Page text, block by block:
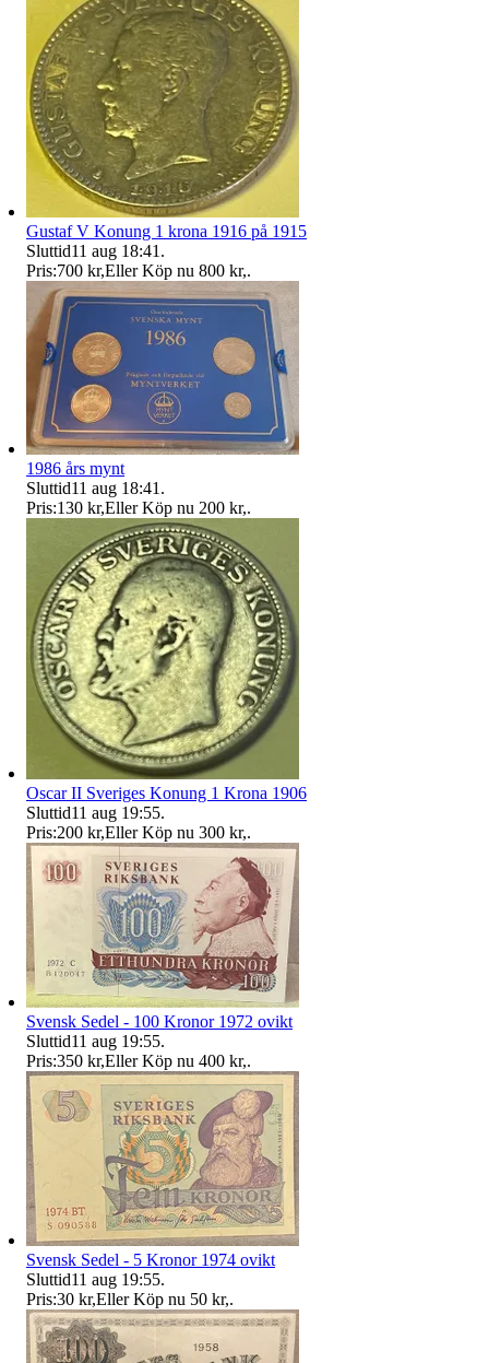
Gustaf V Konung 1 krona 1916 på 1915
Sluttid11 aug 18:41 .
Pris:700 kr,Eller Köp nu 800 kr,.
1986 års mynt
Sluttid11 aug 18:41 .
Pris:130 kr,Eller Köp nu 200 kr,.
Oscar II Sveriges Konung 1 Krona 1906
Sluttid11 aug 19:55.
Pris:200 kr,Eller Köp nu 300 kr,.
Svensk Sedel - 100 Kronor 1972 ovikt
Sluttid11 aug 19:55.
Pris:350 kr,Eller Köp nu 400 kr,.
Svensk Sedel - 5 Kronor 1974 ovikt
Sluttid11 aug 19:55.
Pris:30 kr,Eller Köp nu 50 kr,.